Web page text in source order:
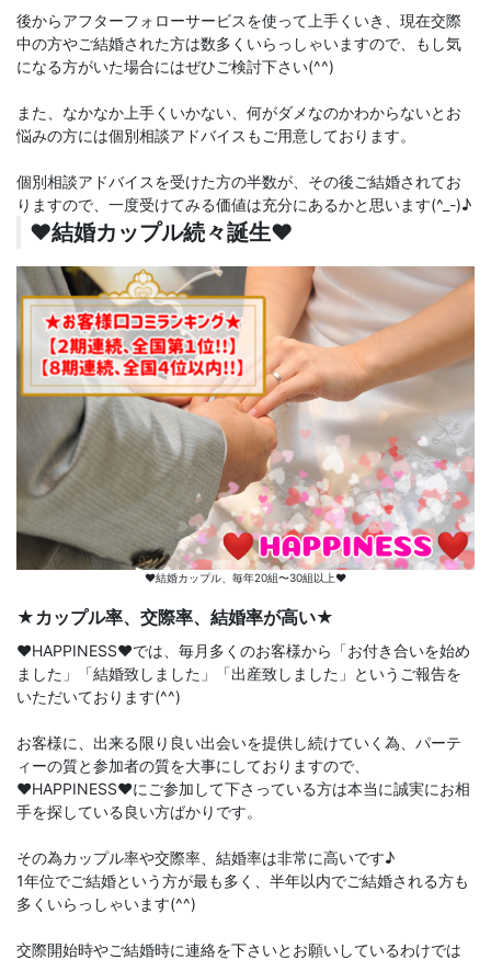
後からアフターフォローサービスを使って上手くいき、現在交際
中の方やご結婚された方は数多くいらっしゃいますので、もし気
になる方がいた場合にはぜひご検討下さい(^^)
また、なかなか上手くいかない、何がダメなのかわからないとお
悩みの方には個別相談アドバイスもご用意しております。
個別相談アドバイスを受けた方の半数が、その後ご結婚されてお
りますので、一度受けてみる価値は充分にあるかと思います(^_-)♪
♥️結婚カップル続々誕生♥️
♥️結婚カップル、毎年20組〜30組以上♥️
★カップル率、交際率、結婚率が高い★
♥️HAPPINESS♥️では、毎月多くのお客様から「お付き合いを始め
ました」「結婚致しました」「出産致しました」というご報告を
いただいております(^^)
お客様に、出来る限り良い出会いを提供し続けていく為、パーテ
ィーの質と参加者の質を大事にしておりますので、
♥️HAPPINESS♥️にご参加して下さっている方は本当に誠実にお相
手を探している良い方ばかりです。
その為カップル率や交際率、結婚率は非常に高いです♪
1年位でご結婚という方が最も多く、半年以内でご結婚される方も
多くいらっしゃいます(^^)
交際開始時やご結婚時に連絡を下さいとお願いしているわけでは